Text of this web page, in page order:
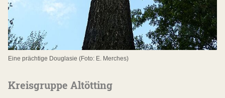
Eine prächtige Douglasie (Foto: E. Merches)
Kreisgruppe Altötting